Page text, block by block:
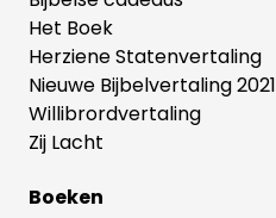
Het Boek
Herziene Statenvertaling
Nieuwe Bijbelvertaling 2021
Willibrordvertaling
Zij Lacht
Boeken